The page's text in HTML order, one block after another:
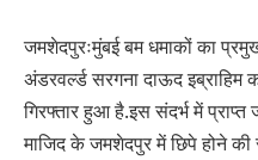
जमशेदपुरःमुंबई बम धमाकों का
अंडरवर्ल्ड सरगना दाऊद
गिरफ्तार हुआ है.इस संदर्भ में
माजिद के जमशेदपुर में छिपे होने